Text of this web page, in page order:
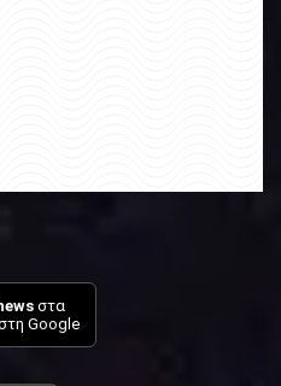
στα
Google